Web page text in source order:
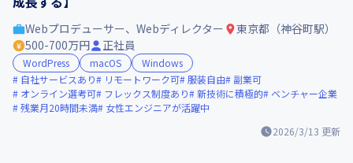
2026/3/13 更新
Webプロデューサー、Webディレクター
東京都（神谷町駅）
500-700万円
正社員
WordPress macOS
Windows
自社サービスあり
リモートワーク可 服装自由
副業可
オンライン選考可
フレックス制度あり 新技術に積極的
ベンチャー企業
残業月20時間未満
女性エンジニアが活躍中